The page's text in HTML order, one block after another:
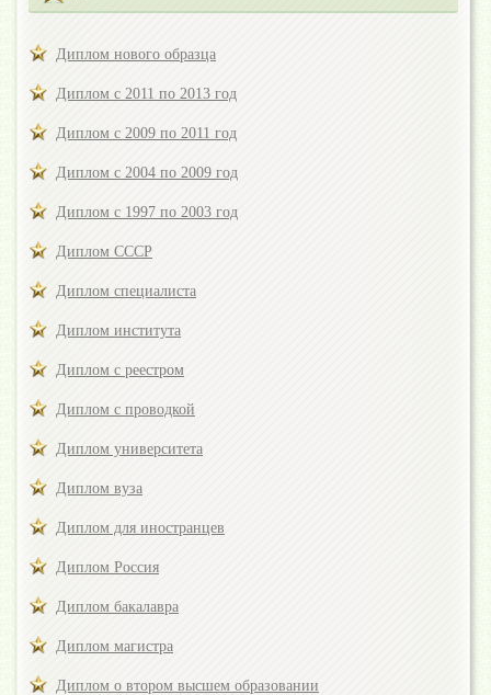
Диплом нового образца
Диплом с 2011 по 2013 год
Диплом с 2009 по 2011 год
Диплом с 2004 по 2009 год
Диплом с 1997 по 2003 год
Диплом СССР
Диплом специалиста
Диплом института
Диплом с реестром
Диплом с проводкой
Диплом университета
Диплом вуза
Диплом для иностранцев
Диплом Россия
Диплом бакалавра
Диплом магистра
Диплом о втором высшем образовании